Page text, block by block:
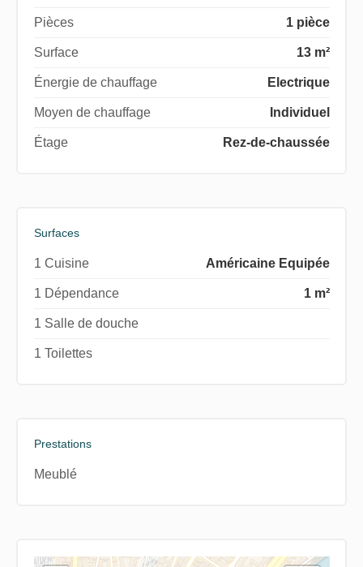
Pièces 1 pièce
Surface 13 m²
Énergie de chauffage Electrique
Moyen de chauffage Individuel
Étage Rez-de-chaussée
Surfaces
1 Cuisine Américaine Equipée
1 Dépendance 1 m²
1 Salle de douche
1 Toilettes
Prestations
Meublé